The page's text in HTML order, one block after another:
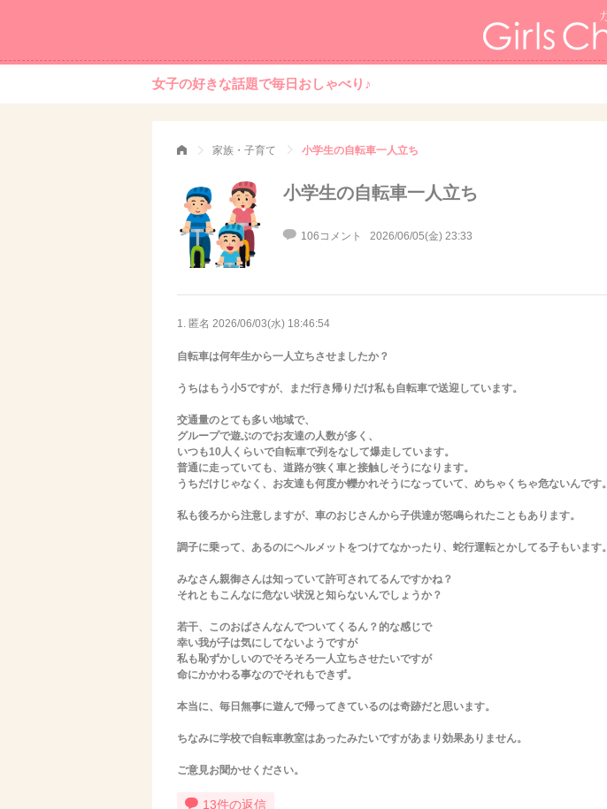
女子の好きな話題で毎日おしゃべり♪
家族・子育て 小学生の自転車一人立ち
小学生の自転車一人立ち
106コメント 2026/06/05(金) 23:33
1. 匿名 2026/06/03(水) 18:46:54
自転車は何年生から一人立ちさせましたか？
うちはもう小5ですが、まだ行き帰りだけ私も自転車で送迎しています。
交通量のとても多い地域で、
グループで遊ぶのでお友達の人数が多く、
いつも10人くらいで自転車で列をなして爆走しています。
普通に走っていても、道路が狭く車と接触しそうになります。
うちだけじゃなく、お友達も何度か轢かれそうになっていて、めちゃくちゃ危ないんです。
私も後ろから注意しますが、車のおじさんから子供達が怒鳴られたこともあります。
調子に乗って、あるのにヘルメットをつけてなかったり、蛇行運転とかしてる子もいます。
みなさん親御さんは知っていて許可されてるんですかね？
それともこんなに危ない状況と知らないんでしょうか？
若干、このおばさんなんでついてくるん？的な感じで
幸い我が子は気にしてないようですが
私も恥ずかしいのでそろそろ一人立ちさせたいですが
命にかかわる事なのでそれもできず。
本当に、毎日無事に遊んで帰ってきているのは奇跡だと思います。
ちなみに学校で自転車教室はあったみたいですがあまり効果ありません。
ご意見お聞かせください。
13件の返信